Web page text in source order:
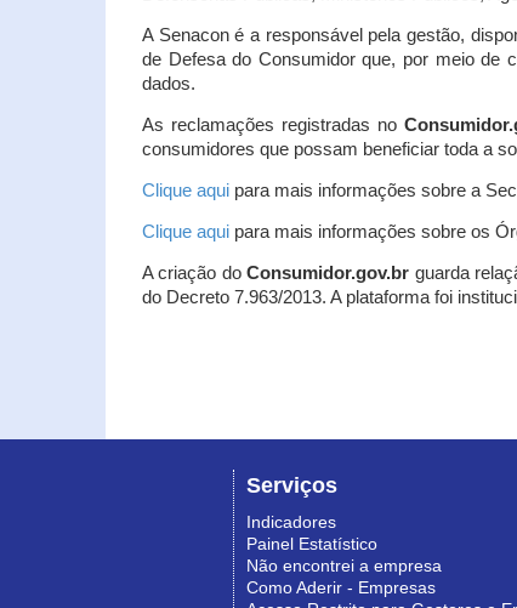
A Senacon é a responsável pela gestão,
de Defesa do Consumidor que, por meio de
dados.
As reclamações registradas no
consumidores que possam beneficiar toda a
Clique aqui para mais informações sobre a
Clique aqui para mais informações sobre os
A criação doConsumidor.gov.br guarda
do Decreto 7.963/2013. A plataforma foi
Serviços
Indicadores
Painel Estatístico
Não encontrei a empresa
Como Aderir - Empresas